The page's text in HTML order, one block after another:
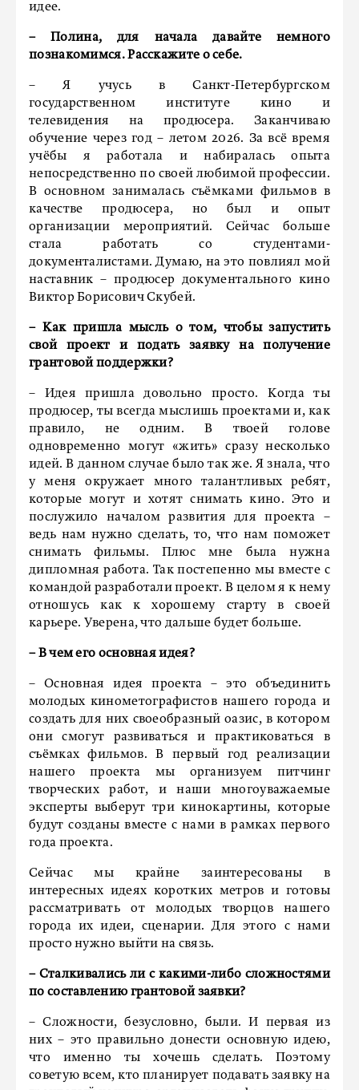
идее.
– Полина, для начала давайте немного
познакомимся. Расскажите о себе.
– Я учусь в Санкт-Петербургском
государственном институте кино и
телевидения на продюсера. Заканчиваю
обучение через год – летом 2026. За всё время
учёбы я работала и набиралась опыта
непосредственно по своей любимой профессии.
В основном занималась съёмками фильмов в
качестве продюсера, но был и опыт
организации мероприятий. Сейчас больше
стала работать со студентами-
документалистами. Думаю, на это повлиял мой
наставник – продюсер документального кино
Виктор Борисович Скубей.
– Как пришла мысль о том, чтобы запустить
свой проект и подать заявку на получение
грантовой поддержки?
– Идея пришла довольно просто. Когда ты
продюсер, ты всегда мыслишь проектами и, как
правило, не одним. В твоей голове
одновременно могут «жить» сразу несколько
идей. В данном случае было так же. Я знала, что
у меня окружает много талантливых ребят,
которые могут и хотят снимать кино. Это и
послужило началом развития для проекта –
ведь нам нужно сделать, то, что нам поможет
снимать фильмы. Плюс мне была нужна
дипломная работа. Так постепенно мы вместе с
командой разработали проект. В целом я к нему
отношусь как к хорошему старту в своей
карьере. Уверена, что дальше будет больше.
– В чем его основная идея?
– Основная идея проекта – это объединить
молодых кинометографистов нашего города и
создать для них своеобразный оазис, в котором
они смогут развиваться и практиковаться в
съёмках фильмов. В первый год реализации
нашего проекта мы организуем питчинг
творческих работ, и наши многоуважаемые
эксперты выберут три кинокартины, которые
будут созданы вместе с нами в рамках первого
года проекта.
Сейчас мы крайне заинтересованы в
интересных идеях коротких метров и готовы
рассматривать от молодых творцов нашего
города их идеи, сценарии. Для этого с нами
просто нужно выйти на связь.
– Сталкивались ли с какими-либо сложностями
по составлению грантовой заявки?
– Сложности, безусловно, были. И первая из
них – это правильно донести основную идею,
что именно ты хочешь сделать. Поэтому
советую всем, кто планирует подавать заявку на